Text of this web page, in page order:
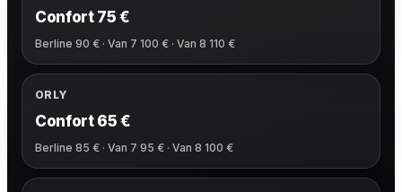
Confort 75 €
Berline 90 € · Van 7 100 € · Van 8 110 €
ORLY
Confort 65 €
Berline 85 € · Van 7 95 € · Van 8 100 €